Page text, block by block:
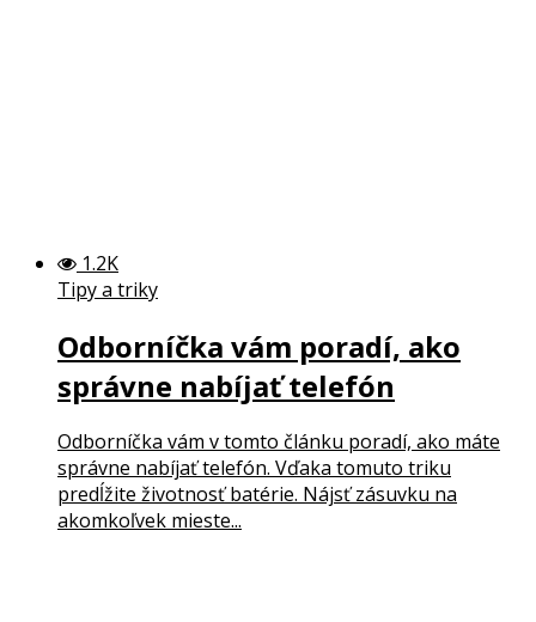
1.2K
Tipy a triky
Odborníčka vám poradí, ako
správne nabíjať telefón
Odborníčka vám v tomto článku poradí, ako máte
správne nabíjať telefón. Vďaka tomuto triku
predĺžite životnosť batérie. Nájsť zásuvku na
akomkoľvek mieste...